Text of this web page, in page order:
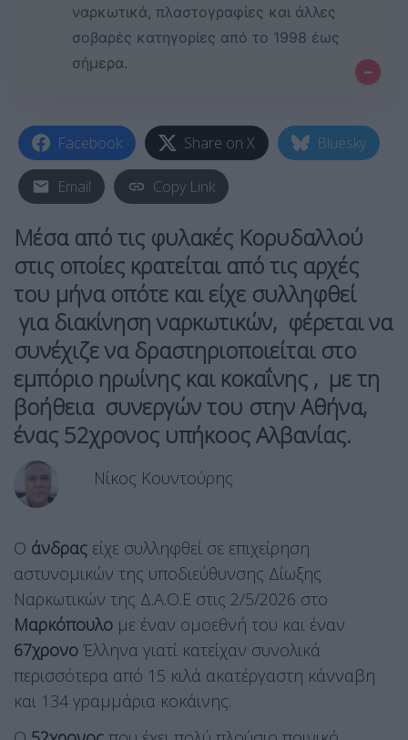
ναρκωτικά, πλαστογραφίες και άλλες
σοβαρές κατηγορίες από το 1998 έως
σήμερα.
–
Facebook Share on X Bluesky
Email Copy Link
Μέσα από τις φυλακές Κορυδαλλού
στις οποίες κρατείται από τις αρχές
του μήνα οπότε και είχε συλληφθεί
για διακίνηση ναρκωτικών, φέρεται να
συνέχιζε να δραστηριοποιείται στο
εμπόριο ηρωίνης και κοκαΐνης , με τη
βοήθεια συνεργών του στην Αθήνα,
ένας 52χρονος υπήκοος Αλβανίας.
Νίκος Κουντούρης
Ο άνδρας είχε συλληφθεί σε επιχείρηση
αστυνομικών της υποδιεύθυνσης Δίωξης
Ναρκωτικών της Δ.Α.Ο.Ε στις 2/5/2026 στο
Μαρκόπουλο με έναν ομοεθνή του και έναν
67χρονο Έλληνα γιατί κατείχαν συνολικά
περισσότερα από 15 κιλά ακατέργαστη κάνναβη
και 134 γραμμάρια κοκάινης.